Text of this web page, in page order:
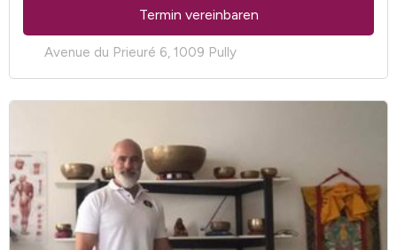
Avenue du Prieuré 6, 1009 Pully
Termin vereinbaren